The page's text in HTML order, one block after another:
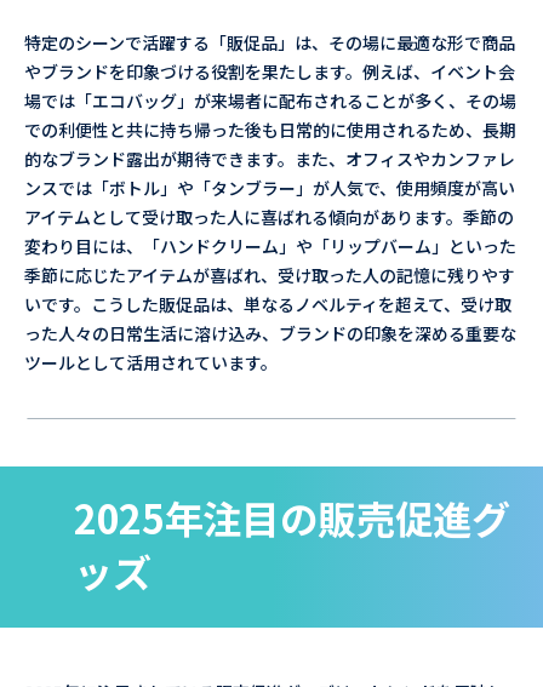
特定のシーンで活躍する「販促品」は、その場に最適な形で商品
やブランドを印象づける役割を果たします。例えば、イベント会
場では「エコバッグ」が来場者に配布されることが多く、その場
での利便性と共に持ち帰った後も日常的に使用されるため、長期
的なブランド露出が期待できます。また、オフィスやカンファレ
ンスでは「ボトル」や「タンブラー」が人気で、使用頻度が高い
アイテムとして受け取った人に喜ばれる傾向があります。季節の
変わり目には、「ハンドクリーム」や「リップバーム」といった
季節に応じたアイテムが喜ばれ、受け取った人の記憶に残りやす
いです。こうした販促品は、単なるノベルティを超えて、受け取
った人々の日常生活に溶け込み、ブランドの印象を深める重要な
ツールとして活用されています。
2025年注目の販売促進グ
ッズ